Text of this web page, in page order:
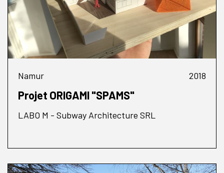
Namur 2018
Projet ORIGAMI "SPAMS"
LABO M - Subway Architecture SRL